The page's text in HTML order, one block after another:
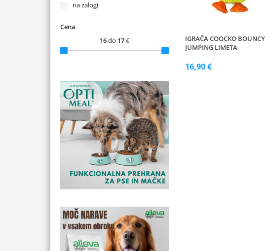
na zalogi
Cena
16do 17€
IGRAČA COOCKO BOUNCY
JUMPING LIMETA
16,90 €